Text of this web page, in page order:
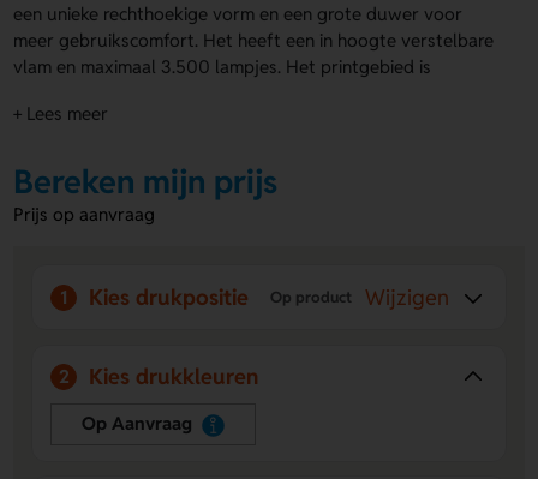
een unieke rechthoekige vorm en een grote duwer voor
meer gebruikscomfort. Het heeft een in hoogte verstelbare
vlam en maximaal 3.500 lampjes. Het printgebied is
hoogwaardige afwerkingen printen, ze combineren en
Benieuwd of de aanstekers te bedrukken zijn voor jouw
feest of evenement? Of wil je één van onze andere
+ Lees meer
Bereken mijn prijs
Prijs op aanvraag
1 Kies drukpositie Op product Wijzigen
2 Kies drukkleuren
Op Aanvraag